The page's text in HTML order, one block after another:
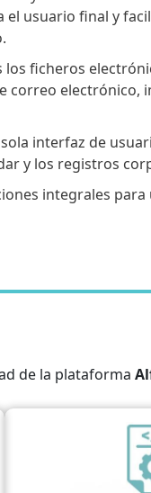
el usuario final y
los ficheros
correo electrónico,
interfaz de
y los registros
integrales
de la plataforma